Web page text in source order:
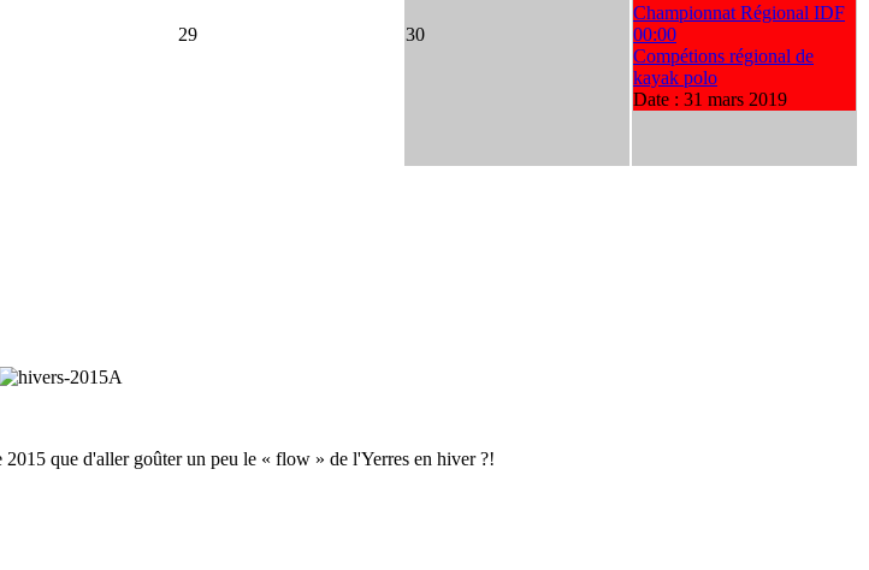
29 30
Championnat Régional IDF
00:00
Compétions régional de
kayak polo
Date : 31 mars 2019
que d'aller goûter un peu le « flow » de l'Yerres en hiver ?!